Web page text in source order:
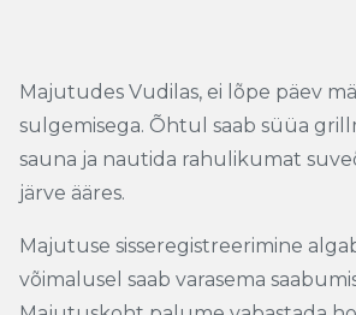
Majutudes Vudilas, ei lõpe päev
sulgemisega. Õhtul saab süüa
sauna ja nautida rahulikumat
järve ääres.
Majutuse sisseregistreerimine
võimalusel saab varasema